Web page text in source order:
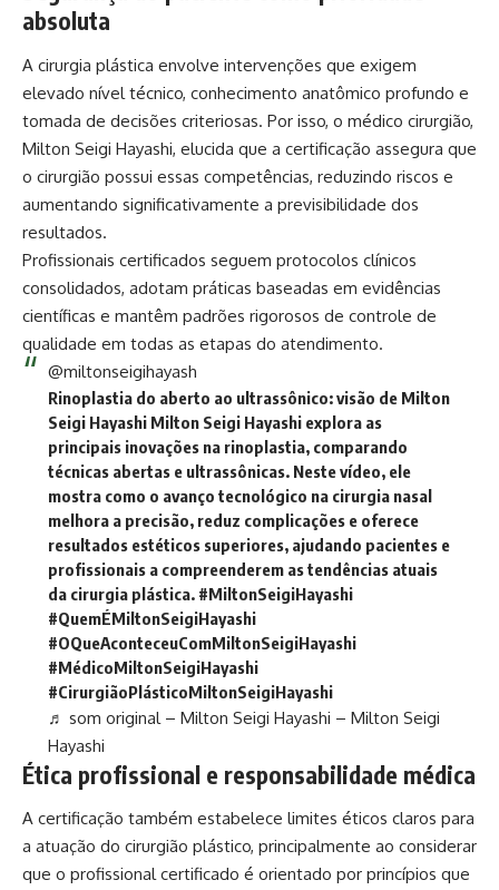
absoluta
A cirurgia plástica envolve intervenções que exigem
elevado nível técnico, conhecimento anatômico profundo e
tomada de decisões criteriosas. Por isso, o médico cirurgião,
Milton Seigi Hayashi, elucida que a certificação assegura que
o cirurgião possui essas competências, reduzindo riscos e
aumentando significativamente a previsibilidade dos
resultados.
Profissionais certificados seguem protocolos clínicos
consolidados, adotam práticas baseadas em evidências
científicas e mantêm padrões rigorosos de controle de
qualidade em todas as etapas do atendimento.
@miltonseigihayash
Rinoplastia do aberto ao ultrassônico: visão de Milton
Seigi Hayashi Milton Seigi Hayashi explora as
principais inovações na rinoplastia, comparando
técnicas abertas e ultrassônicas. Neste vídeo, ele
mostra como o avanço tecnológico na cirurgia nasal
melhora a precisão, reduz complicações e oferece
resultados estéticos superiores, ajudando pacientes e
profissionais a compreenderem as tendências atuais
da cirurgia plástica. #MiltonSeigiHayashi
#QuemÉMiltonSeigiHayashi
#OQueAconteceuComMiltonSeigiHayashi
#MédicoMiltonSeigiHayashi
#CirurgiãoPlásticoMiltonSeigiHayashi
♬ som original – Milton Seigi Hayashi – Milton Seigi
Hayashi
Ética profissional e responsabilidade médica
A certificação também estabelece limites éticos claros para
a atuação do cirurgião plástico, principalmente ao considerar
que o profissional certificado é orientado por princípios que